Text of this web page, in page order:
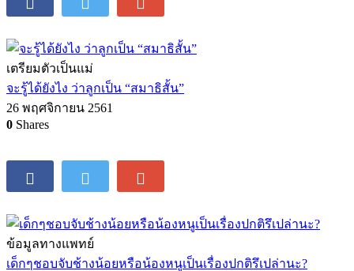
เตรียมตัวเป็นแม่
จะรู้ได้ยังไง ว่าลูกเป็น “สมาธิสั้น”
26 พฤศจิกายน 2561
0 Shares
ข้อมูลทางแพทย์
เด็กๆชอบจับช้างน้อยหรือน้องหนูเป็นเรื่องปกติรึเปล่านะ?